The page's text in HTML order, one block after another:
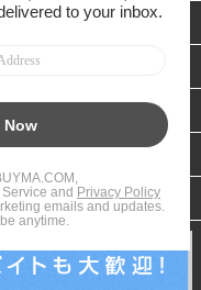
BUYMA CARD
スタッフ募集